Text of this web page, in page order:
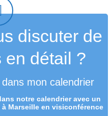
discuter de
en détail ?
mon calendrier
notre calendrier avec un
à Marseille en visiconférence